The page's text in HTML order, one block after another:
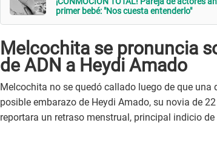
primer bebé: "Nos cuesta entenderlo"
Melcochita se pronuncia
de ADN a Heydi Amado
Melcochita no se quedó callado luego de que
posible embarazo de Heydi Amado, su novia de
reportara un retraso menstrual, principal indicio